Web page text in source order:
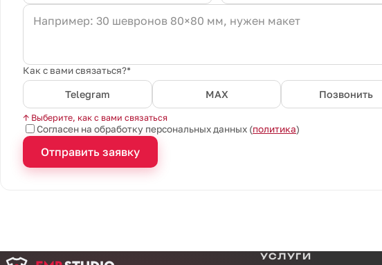
Как с вами связаться?*
Telegram MAX Позвонить
↑ Выберите, как с вами связаться
Согласен на обработку персональных данных (политика)
Отправить заявку
УСЛУГИ